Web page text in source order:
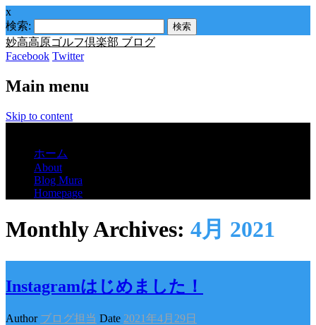
x
検索:
妙高高原ゴルフ倶楽部 ブログ
Facebook Twitter
Main menu
Skip to content
ホーム
About
Blog Mura
Homepage
Monthly Archives: 4月 2021
Instagramはじめました！
Author ブログ担当 Date 2021年4月29日